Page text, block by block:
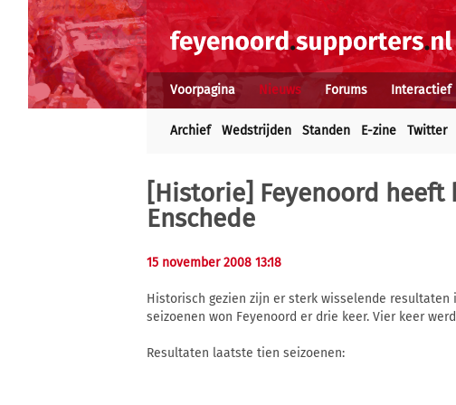
Voorpagina Nieuws Forums Interactief
Archief Wedstrijden Standen E-zine Twitter
[Historie] Feyenoord
Enschede
15 november 2008 13:18
Historisch gezien zijn er sterk wisselende resultaten
seizoenen won Feyenoord er drie keer. Vier keer
Resultaten laatste tien seizoenen: